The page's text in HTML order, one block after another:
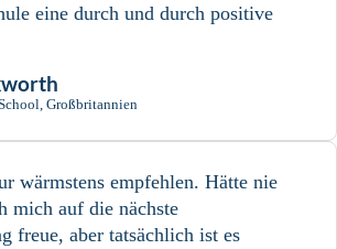
eine durch und durch positive
Großbritannien
wärmstens empfehlen. Hätte nie
mich auf die nächste
freue, aber tatsächlich ist es